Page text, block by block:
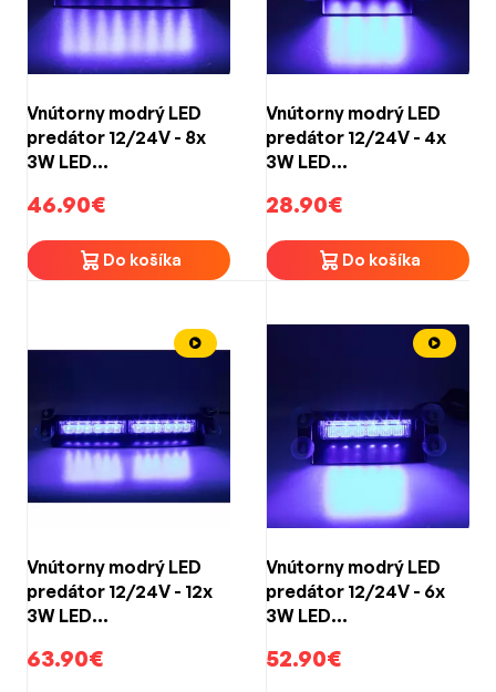
Vnútorny modrý LED
predátor 12/24V - 8x
3W LED
46.90€
Do košíka
Vnútorny modrý LED
predátor 12/24V - 4x
3W LED
28.90€
Do košíka
Vnútorny modrý LED
predátor 12/24V - 12x
3W LED
63.90€
Vnútorny modrý LED
predátor 12/24V - 6x
3W LED
52.90€